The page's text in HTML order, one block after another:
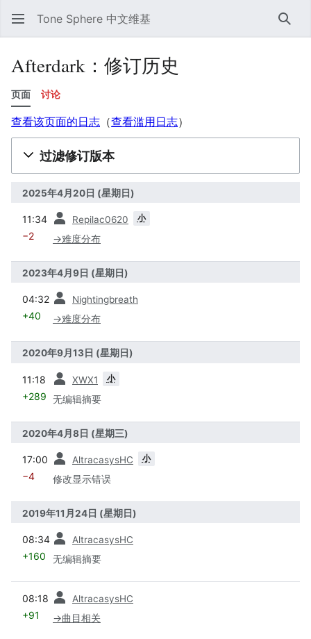
Tone Sphere 中文维基 搜索
Afterdark：修订历史
页面 讨论
查看该页面的日志 ​（查看滥用日志）
过滤修订版本
2025年4月20日 (星期日)
11:34 Repilac0620 小
−2 →难度分布
2023年4月9日 (星期日)
04:32 Nightingbreath
+40 →难度分布
2020年9月13日 (星期日)
11:18 XWX1 小
+289 无编辑摘要
2020年4月8日 (星期三)
17:00 AltracasysHC 小
−4 修改显示错误
2019年11月24日 (星期日)
08:34 AltracasysHC
+160 无编辑摘要
08:18 AltracasysHC
+91 →曲目相关